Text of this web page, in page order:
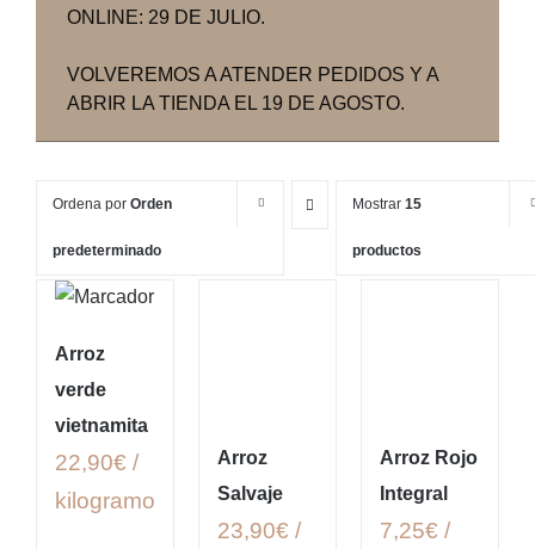
ONLINE: 29 DE JULIO.
VOLVEREMOS A ATENDER PEDIDOS Y A
ABRIR LA TIENDA EL 19 DE AGOSTO.
Ordena por Orden
predeterminado
Mostrar 15
productos
Arroz
verde
vietnamita
22,90€ /
kilogramo
Arroz
Salvaje
23,90€ /
Arroz Rojo
Integral
7,25€ /